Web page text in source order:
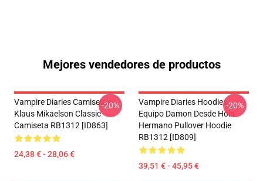
Mejores vendedores de productos
Vampire Diaries Camisetas-
Klaus Mikaelson Classic
Camiseta RB1312 [ID863]
24,38 € - 28,06 €
-20%
Vampire Diaries Hoodies -
Equipo Damon Desde Hola
Hermano Pullover Hoodie
RB1312 [ID809]
39,51 € - 45,95 €
-20%